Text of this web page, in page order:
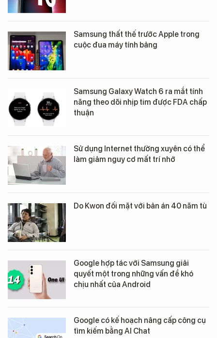
Samsung thất thế trước Apple trong
cuộc đua máy tính bảng
Samsung Galaxy Watch 6 ra mắt tính
năng theo dõi nhịp tim được FDA chấp
thuận
Sử dụng Internet thường xuyên có thể
làm giảm nguy cơ mất trí nhớ
Do Kwon đối mặt với bản án 40 năm tù
Google hợp tác với Samsung giải
quyết một trong những vấn đề khó
chịu nhất của Android
Google có kế hoạch nâng cấp công cụ
tìm kiếm bằng AI Chat